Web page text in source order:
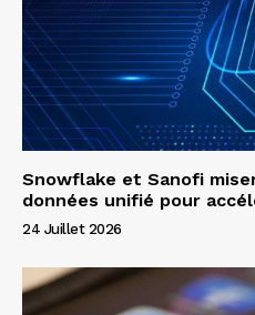
Snowflake et Sanofi
données unifié pour
24 Juillet 2026